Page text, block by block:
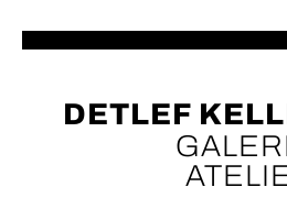
DETLEF